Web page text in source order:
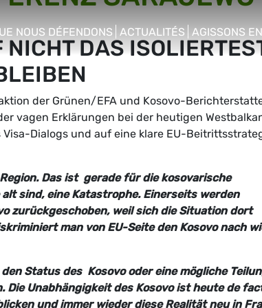
NOUS DÉFENDONS
sub menu
ACTUALITÉS
show/hide sub menu
AGISSONS
show/hide
NICHT DAS
der Grünen/EFA und Kosovo-
vagen Erklärungen bei der heutigen
Dialogs und auf eine klare EU-
Das ist gerade für die kosovarische
sind, eine Katastrophe. Einerseits werden
zurückgeschoben, weil sich die Situation dort
man von EU-Seite den Kosovo nach
Status des Kosovo oder eine mögliche
Unabhängigkeit des Kosovo ist heute de
und immer wieder diese Realität neu in